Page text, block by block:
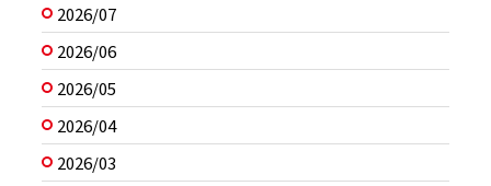
2026/07
2026/06
2026/05
2026/04
2026/03